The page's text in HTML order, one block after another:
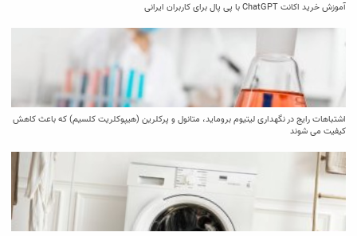
آموزش خرید اکانت ChatGPT با پی پال برای کاربران ایرانی
اشتباهات رایج در نگهداری لیتیوم بروماید، متانول و پرکلرین (هیپوکلریت کلسیم) که باعث کاهش
کیفیت می‌ شوند